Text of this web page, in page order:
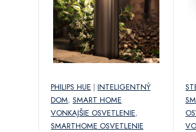
PHILIPS HUE | INTELIGENTNÝ
DOM, SMART HOME
VONKAJŠIE OSVETLENIE,
SMARTHOME OSVETLENIE